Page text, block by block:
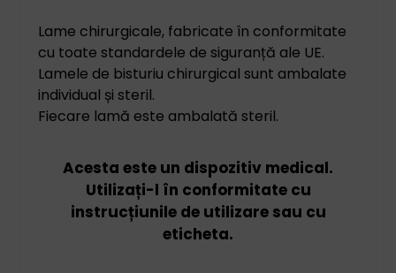
Lame chirurgicale, fabricate în conformitate
cu toate standardele de siguranță ale UE.
Lamele de bisturiu chirurgical sunt ambalate
individual și steril.
Fiecare lamă este ambalată steril.
Acesta este un dispozitiv medical.
Utilizați-l în conformitate cu
instrucțiunile de utilizare sau cu
eticheta.